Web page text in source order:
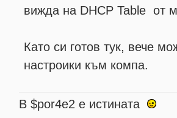
вижда на DHCP Table от
Като си готов тук, вече
настроики към компа.
В $por4e2 e истината